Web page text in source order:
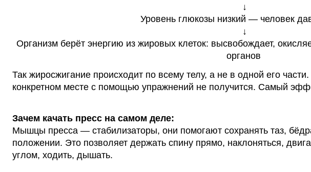
↓
Уровень глюкозы низкий — человек
↓
Организм берёт энергию из жировых клеток: высвобождает,
органов
Так жиросжигание происходит по всему телу, а не в одной его
конкретном месте с помощью упражнений не получится. Самый
Зачем качать пресс на самом деле:
Мышцы пресса — стабилизаторы, они помогают сохранять таз,
положении. Это позволяет держать спину прямо, наклоняться,
углом, ходить, дышать.